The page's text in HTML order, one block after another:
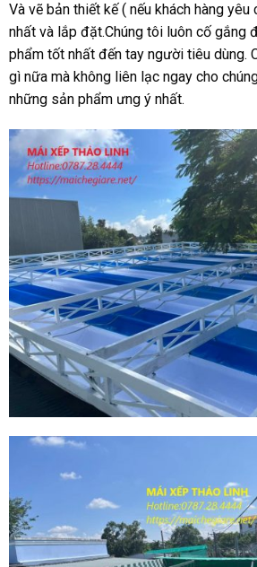
Và vẽ bản thiết kế ( nếu khách hàng
nhất và lắp đặt.Chúng tôi luôn cố gắng
phẩm tốt nhất đến tay người tiêu dùng.
gì nữa mà không liên lạc ngay cho
những sản phẩm ưng ý nhất.